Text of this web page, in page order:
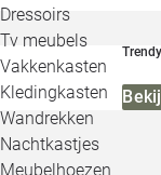
Dressoirs
Tv meubels
Vakkenkasten
Kledingkasten
Wandrekken
Nachtkastjes
Meubelhoezen